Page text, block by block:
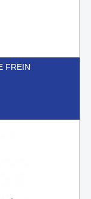
FREIN